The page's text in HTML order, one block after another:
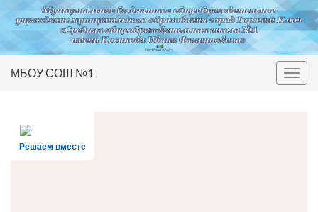
Вкл/
МБОУ СОШ №1
Решаем вместе